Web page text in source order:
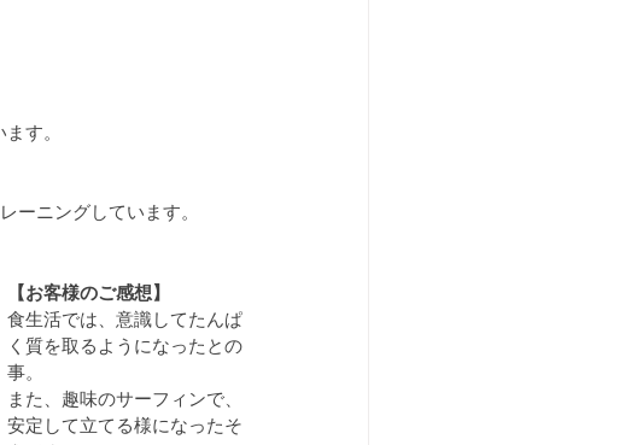
す。
ーニングしています。
【お客様のご感想】
食生活では、意識してたんぱ
く質を取るようになったとの
事。
また、趣味のサーフィンで、
安定して立てる様になったそ